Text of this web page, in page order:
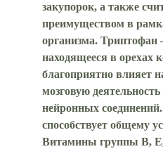
закупорок, а также
преимуществом в
организма. Триптофан
находящееся в орехах
благоприятно влияет
мозговую
нейронных
способствует общему
Витамины группы В,